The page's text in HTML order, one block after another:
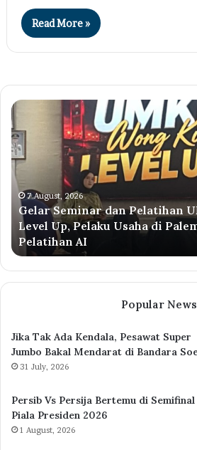
Read More »
Gelar
Seminar
dan
Pelatihan
UMKM
Wong
Kito
Level
Up,
Pelaku
Usaha
di
Palembang
7 August, 2026
Gelar Seminar dan Pelatihan
Level Up, Pelaku Usaha di
Pelatihan AI
Popular News
Jika Tak Ada Kendala, Pesawat Super
Jumbo Bakal Mendarat di Bandara
31 July, 2026
Persib Vs Persija Bertemu di Semifinal
Piala Presiden 2026
1 August, 2026